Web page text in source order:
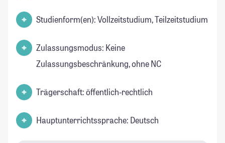
Studienform(en): Vollzeitstudium, Teilzeitstudium
Zulassungsmodus: Keine
Zulassungsbeschränkung, ohne NC
Trägerschaft: öffentlich-rechtlich
Hauptunterrichtssprache: Deutsch